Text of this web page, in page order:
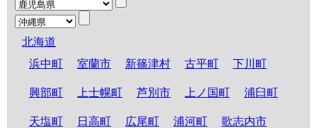
北海道
浜中町
室蘭市 新篠津村 古平町 下川町
興部町 上士幌町 芦別市 上ノ国町 浦臼町
天塩町 日高町 広尾町 浦河町 歌志内市